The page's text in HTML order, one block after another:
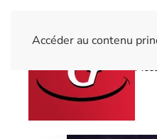
Accéder au contenu